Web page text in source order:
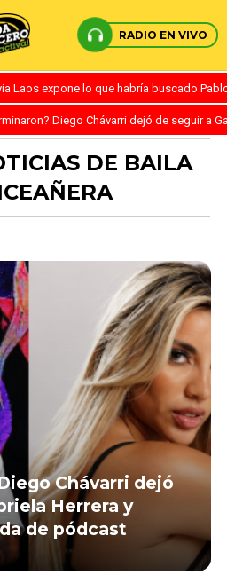
RADIO EN VIVO
Laos expone lo que habría buscado
Diego Chávarri dejó de seguir a
DE BAILA
Chávarri dejó
Herrera y
de pódcast